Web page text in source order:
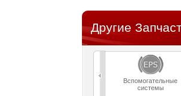
Другие
Вспомогательные
системы